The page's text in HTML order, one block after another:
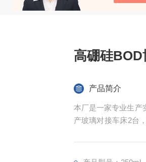
高硼硅
产品简介
本厂是一家专业生产
产玻璃对接车床2台